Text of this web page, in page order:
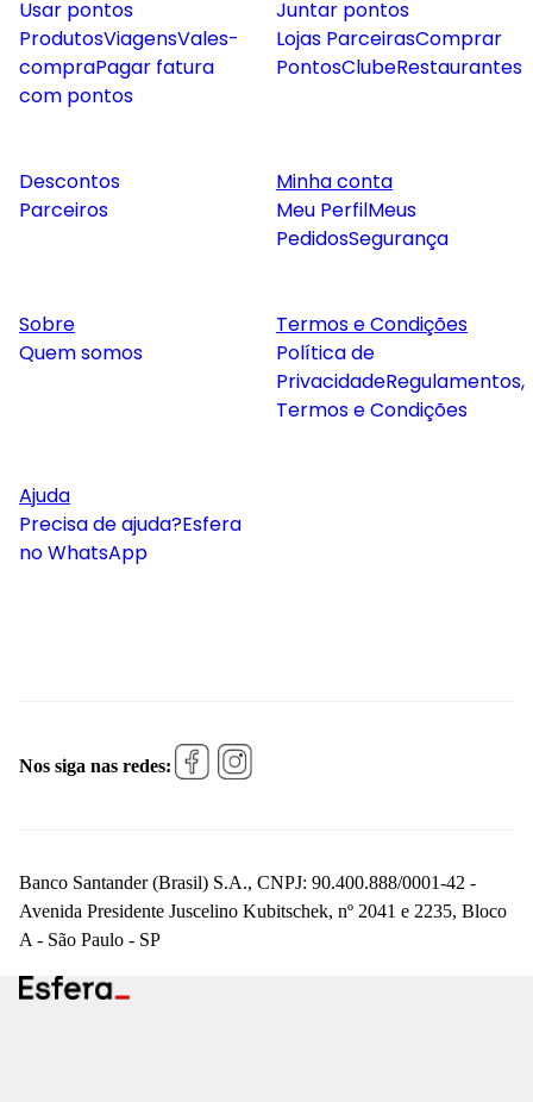
Usar pontos
ProdutosViagensVales-
compraPagar fatura
com pontos
Juntar pontos
Lojas ParceirasComprar
PontosClubeRestaurantes
Descontos
Parceiros
Minha conta
Meu PerfilMeus
PedidosSegurança
Sobre
Quem somos
Termos e Condições
Política de
PrivacidadeRegulamentos,
Termos e Condições
Ajuda
Precisa de ajuda?Esfera
no WhatsApp
Nos siga nas redes:
Banco Santander (Brasil) S.A., CNPJ: 90.400.888/0001-42 -
Avenida Presidente Juscelino Kubitschek, nº 2041 e 2235, Bloco
A - São Paulo - SP